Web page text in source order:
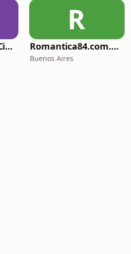
Radio Camino Al Cielo Oficial
R
Romantica84.com.mx
Buenos Aires